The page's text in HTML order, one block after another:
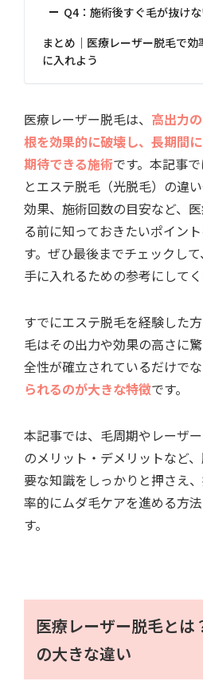
Q4：施術後すぐ毛が抜け
まとめ｜医療レーザー脱毛で
に入れよう
医療レーザー脱毛は、 高出力
根を効果的に破壊し、長期間
期待できる施術です。本記事
とエステ脱毛（光脱毛）の違
効果、施術回数の目安など、
る前に知っておきたいポイン
す。ぜひ最後までチェックし
手に入れるための参考にしてく
すでにエステ脱毛を経験した
毛はその出力や効果の高さに
全性が確立されているだけでな
られるのが大きな特徴です。
本記事では、毛周期やレーザ
のメリット・デメリットなど
要な知識をしっかりと押さえ
率的にムダ毛ケアを進める方
す。
医療レーザー脱毛とは
の大きな違い